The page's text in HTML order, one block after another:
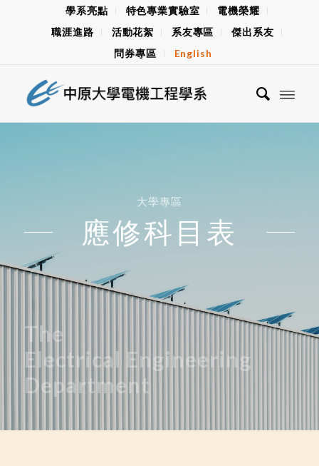
學系亮點 特色專業實驗室
電機榮耀
職涯進路
活動花絮 系友專區
傑出系友
問券專區
English
大學專區
應修科目表
The
Electrical Engineering
Department